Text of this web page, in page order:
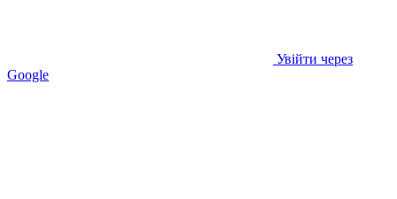
Увійти через
Google